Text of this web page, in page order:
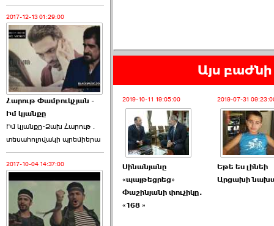
2017-12-13 01:29:00
Հարութ Փամբուկչյան -
Իմ կյանքը
Իմ կյանքը-Ձախ Հարnւթ․
տեuաhnլnվակի պրեմիերա
2017-10-04 14:37:00
Այս բաժնի
2019-10-11 19:05:00
Սինանյանը
«պայթեցրեց»
Փաշինյանի փուչիկը.
«168 »
2019-07-31
Եթե ես լինեի
Արցախի